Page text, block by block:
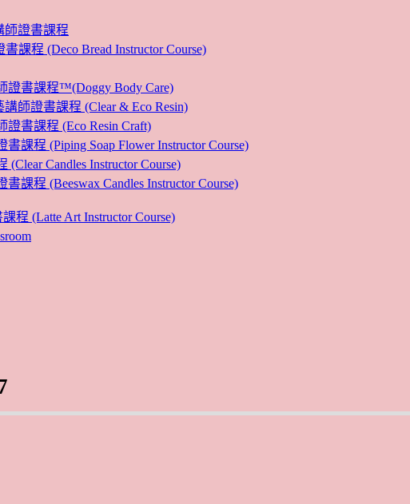
師證書課程
課程 (Deco Bread Instructor Course)
證書課程™(Doggy Body Care)
師證書課程 (Clear & Eco Resin)
書課程 (Eco Resin Craft)
課程 (Piping Soap Flower Instructor Course)
Candles Instructor Course)
課程 (Beeswax Candles Instructor Course)
程 (Latte Art Instructor Course)